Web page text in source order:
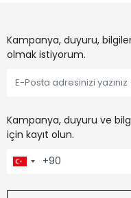
Kampanya, duyuru,
olmak istiyorum.
Kampanya, duyuru ve
için kayıt olun.